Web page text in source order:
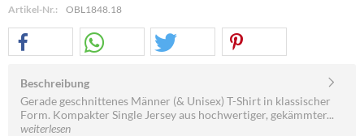
Artikel-Nr.:
OBL1848.18
Beschreibung
Gerade geschnittenes Männer (& Unisex) T-Shirt in klassischer
Form. Kompakter Single Jersey aus hochwertiger, gekämmter...
weiterlesen